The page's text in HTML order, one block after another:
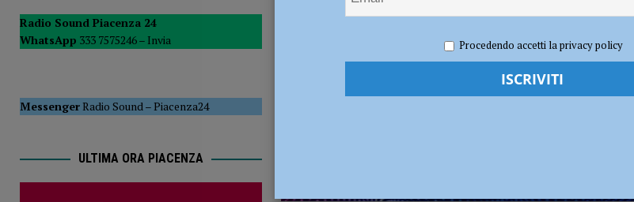
del Consiglio POLITICA
[ 5 Agosto 2026 ] Tutela di pedoni e ciclisti, dalla Provincia 295 mila euro per rendere le strade più sicure ATTUALITÀ
Redazione FG Economia
Radio Sound Piacenza 24
WhatsApp 333 7575246 – Invia
MessengerRadio Sound–Piacenza24
ULTIMA ORA PIACENZA
Procedendo accetti la privacy policy